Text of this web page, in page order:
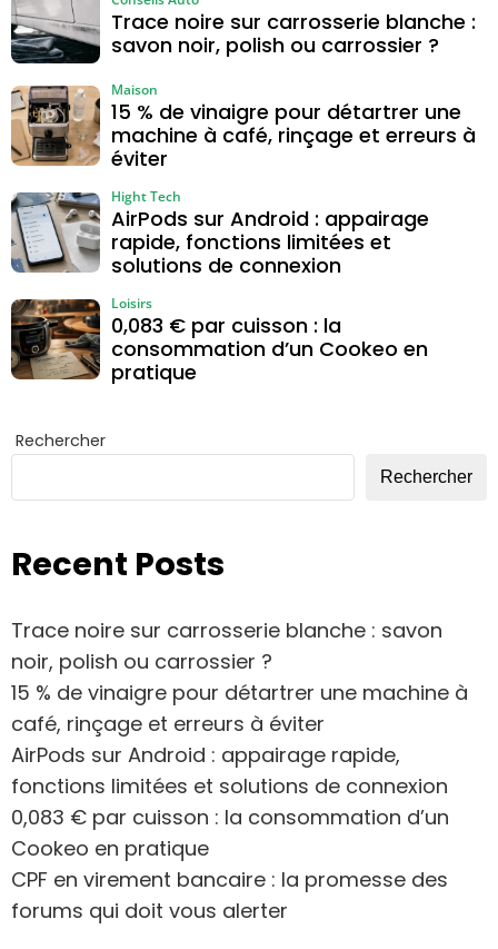
Trace noire sur carrosserie blanche :
savon noir, polish ou carrossier ?
15 % de vinaigre pour détartrer une
machine à café, rinçage et erreurs à
éviter
Maison
AirPods sur Android : appairage
rapide, fonctions limitées et
solutions de connexion
Hight Tech
0,083 € par cuisson : la
consommation d’un Cookeo en
pratique
Loisirs
Rechercher
Rechercher
Recent Posts
Trace noire sur carrosserie blanche : savon
noir, polish ou carrossier ?
15 % de vinaigre pour détartrer une machine à
café, rinçage et erreurs à éviter
AirPods sur Android : appairage rapide,
fonctions limitées et solutions de connexion
0,083 € par cuisson : la consommation d’un
Cookeo en pratique
CPF en virement bancaire : la promesse des
forums qui doit vous alerter